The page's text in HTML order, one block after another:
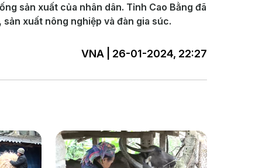
sản xuất của nhân dân. Tỉnh Cao Bằng đã
xuất nông nghiệp và đàn gia súc.
VNA | 26-01-2024, 22:27